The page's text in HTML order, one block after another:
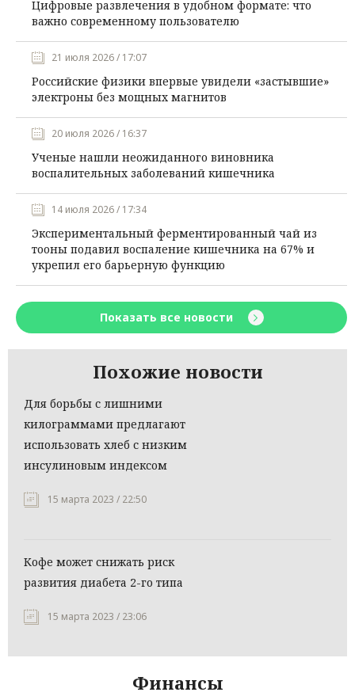
Цифровые развлечения в удобном формате: что
важно современному пользователю
21 июля 2026 / 17:07
Российские физики впервые увидели «застывшие»
электроны без мощных магнитов
20 июля 2026 / 16:37
Ученые нашли неожиданного виновника
воспалительных заболеваний кишечника
14 июля 2026 / 17:34
Экспериментальный ферментированный чай из
тооны подавил воспаление кишечника на 67% и
укрепил его барьерную функцию
Показать все новости
Похожие новости
Для борьбы с лишними
килограммами предлагают
использовать хлеб с низким
инсулиновым индексом
15 марта 2023 / 22:50
Кофе может снижать риск
развития диабета 2-го типа
15 марта 2023 / 23:06
Финансы